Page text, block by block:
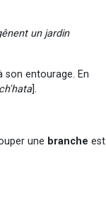
un jardin
son entourage. En
].
une branche est